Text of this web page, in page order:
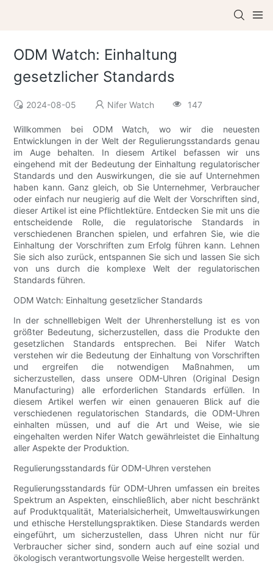
ODM Watch: Einhaltung
gesetzlicher Standards
2024-08-05 Nifer Watch 147
Willkommen bei ODM Watch, wo wir die neuesten
Entwicklungen in der Welt der Regulierungsstandards genau
im Auge behalten. In diesem Artikel befassen wir uns
eingehend mit der Bedeutung der Einhaltung regulatorischer
Standards und den Auswirkungen, die sie auf Unternehmen
haben kann. Ganz gleich, ob Sie Unternehmer, Verbraucher
oder einfach nur neugierig auf die Welt der Vorschriften sind,
dieser Artikel ist eine Pflichtlektüre. Entdecken Sie mit uns die
entscheidende Rolle, die regulatorische Standards in
verschiedenen Branchen spielen, und erfahren Sie, wie die
Einhaltung der Vorschriften zum Erfolg führen kann. Lehnen
Sie sich also zurück, entspannen Sie sich und lassen Sie sich
von uns durch die komplexe Welt der regulatorischen
Standards führen.
ODM Watch: Einhaltung gesetzlicher Standards
In der schnelllebigen Welt der Uhrenherstellung ist es von
größter Bedeutung, sicherzustellen, dass die Produkte den
gesetzlichen Standards entsprechen. Bei Nifer Watch
verstehen wir die Bedeutung der Einhaltung von Vorschriften
und ergreifen die notwendigen Maßnahmen, um
sicherzustellen, dass unsere ODM-Uhren (Original Design
Manufacturing) alle erforderlichen Standards erfüllen. In
diesem Artikel werfen wir einen genaueren Blick auf die
verschiedenen regulatorischen Standards, die ODM-Uhren
einhalten müssen, und auf die Art und Weise, wie sie
eingehalten werden Nifer Watch gewährleistet die Einhaltung
aller Aspekte der Produktion.
Regulierungsstandards für ODM-Uhren verstehen
Regulierungsstandards für ODM-Uhren umfassen ein breites
Spektrum an Aspekten, einschließlich, aber nicht beschränkt
auf Produktqualität, Materialsicherheit, Umweltauswirkungen
und ethische Herstellungspraktiken. Diese Standards werden
eingeführt, um sicherzustellen, dass Uhren nicht nur für
Verbraucher sicher sind, sondern auch auf eine sozial und
ökologisch verantwortungsvolle Weise hergestellt werden.